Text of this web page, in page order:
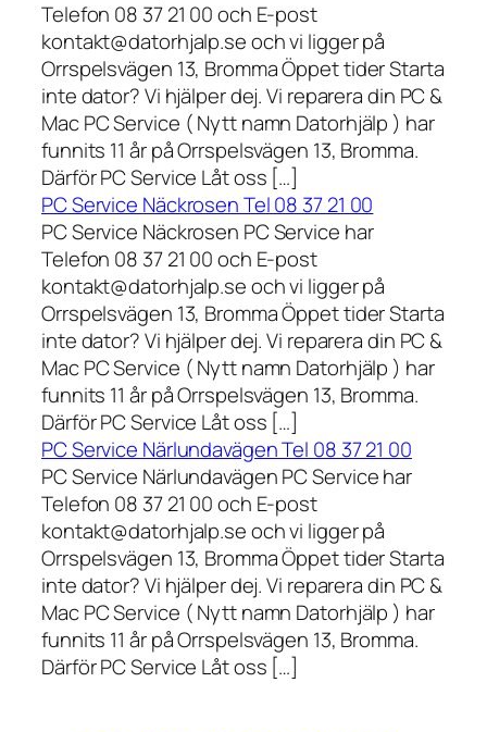
Telefon 08 37 21 00 och E-post
kontakt@datorhjalp.se och vi ligger på
Orrspelsvägen 13, Bromma Öppet tider Starta
inte dator? Vi hjälper dej. Vi reparera din PC &
Mac PC Service ( Nytt namn Datorhjälp ) har
funnits 11 år på Orrspelsvägen 13, Bromma.
Därför PC Service Låt oss […]
PC Service Näckrosen Tel 08 37 21 00
PC Service Näckrosen PC Service har
Telefon 08 37 21 00 och E-post
kontakt@datorhjalp.se och vi ligger på
Orrspelsvägen 13, Bromma Öppet tider Starta
inte dator? Vi hjälper dej. Vi reparera din PC &
Mac PC Service ( Nytt namn Datorhjälp ) har
funnits 11 år på Orrspelsvägen 13, Bromma.
Därför PC Service Låt oss […]
PC Service Närlundavägen Tel 08 37 21 00
PC Service Närlundavägen PC Service har
Telefon 08 37 21 00 och E-post
kontakt@datorhjalp.se och vi ligger på
Orrspelsvägen 13, Bromma Öppet tider Starta
inte dator? Vi hjälper dej. Vi reparera din PC &
Mac PC Service ( Nytt namn Datorhjälp ) har
funnits 11 år på Orrspelsvägen 13, Bromma.
Därför PC Service Låt oss […]